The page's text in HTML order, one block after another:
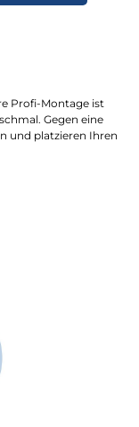
Profi-Montage ist
Gegen eine
und platzieren Ihren